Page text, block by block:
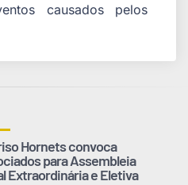
causados pelos
Hornets convoca
para Assembleia
Extraordinária e Eletiva